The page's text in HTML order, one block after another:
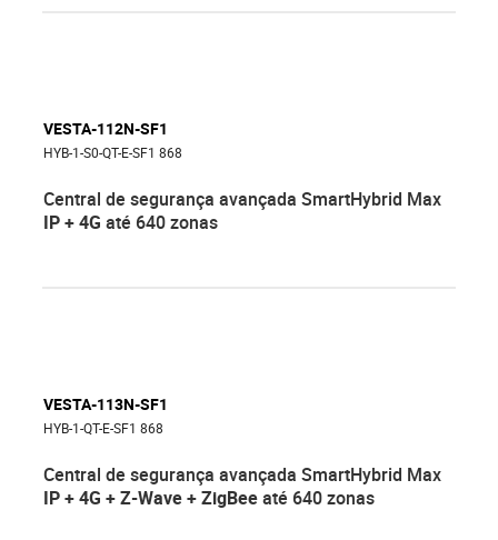
VESTA-112N-SF1
HYB-1-S0-QT-E-SF1 868
Central de segurança avançada SmartHybrid Max
IP + 4G até 640 zonas
VESTA-113N-SF1
HYB-1-QT-E-SF1 868
Central de segurança avançada SmartHybrid Max
IP + 4G + Z-Wave + ZigBeeaté 640 zonas